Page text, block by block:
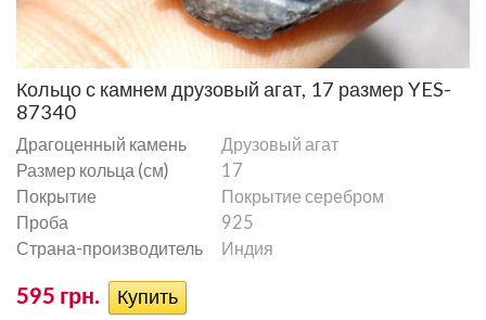
Кольцо с камнем друзовый агат, 17 размер YES-
87340
Драгоценный камень
Друзовый агат
Размер кольца (см)
17
Покрытие
Покрытие серебром
Проба
925
Страна-производитель
Индия
595 грн.